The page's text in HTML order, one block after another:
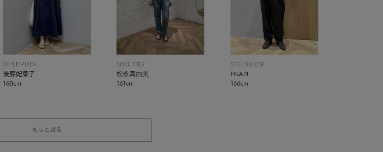
STYLEMIXER
後藤妃菜子
160cm
SHEL’TTER
松永真由美
161cm
STYLEMIXER
ENAPI
166cm
もっと見る